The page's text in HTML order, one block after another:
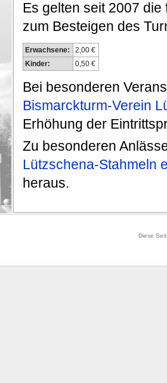
Es gelten seit 2007
zum Besteigen des
Erwachsene:
2,00 €
Kinder:
0,50 €
Bei besonderen
Bismarckturm-Verein
Erhöhung der
Zu besonderen
Lützschena-Stahmeln
heraus.
Diese